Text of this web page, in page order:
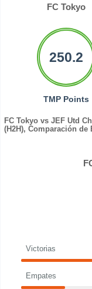
FC Tokyo
250.2
TMP Points
FC Tokyo vs JEF Utd
(H2H), Comparación
Victorias
Empates